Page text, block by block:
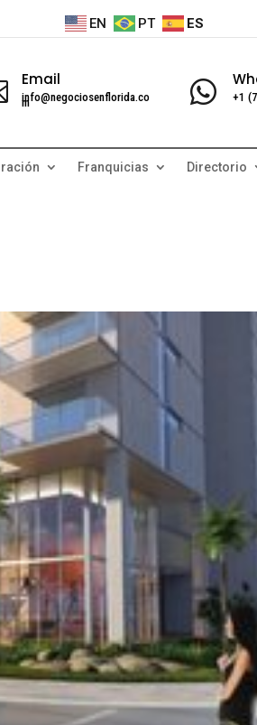
EN PT ES
Email
info@negociosenflorida.co
m  +1
Franquicias Directorio